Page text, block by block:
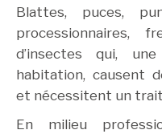
Blattes, puces,
processionnaires,
d’insectes qui,
habitation, causent
et nécessitent un
En milieu